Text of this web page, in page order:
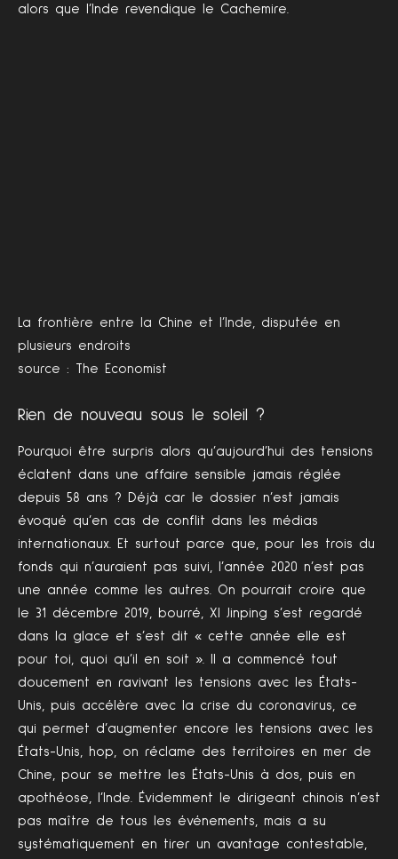
alors que l’Inde revendique le Cachemire.
La frontière entre la Chine et l’Inde, disputée en
plusieurs endroits
source : The Economist
Rien de nouveau sous le soleil ?
Pourquoi être surpris alors qu’aujourd’hui des tensions
éclatent dans une affaire sensible jamais réglée
depuis 58 ans ? Déjà car le dossier n’est jamais
évoqué qu’en cas de conflit dans les médias
internationaux. Et surtout parce que, pour les trois du
fonds qui n’auraient pas suivi, l’année 2020 n’est pas
une année comme les autres. On pourrait croire que
le 31 décembre 2019, bourré, XI Jinping s’est regardé
dans la glace et s’est dit « cette année elle est
pour toi, quoi qu’il en soit ». Il a commencé tout
doucement en ravivant les tensions avec les États-
Unis, puis accélère avec la crise du coronavirus, ce
qui permet d’augmenter encore les tensions avec les
États-Unis, hop, on réclame des territoires en mer de
Chine, pour se mettre les États-Unis à dos, puis en
apothéose, l’Inde. Évidemment le dirigeant chinois n’est
pas maître de tous les événements, mais a su
systématiquement en tirer un avantage contestable,